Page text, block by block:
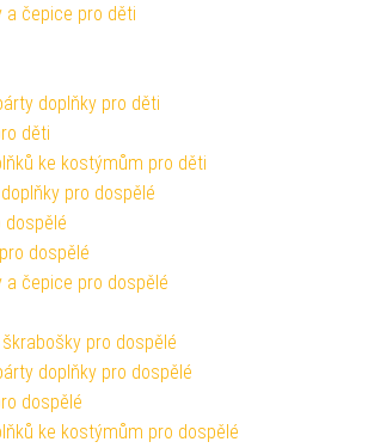
a čepice pro děti
doplňky pro děti
děti
ke kostýmům pro děti
pro dospělé
dospělé
dospělé
a čepice pro dospělé
pro dospělé
doplňky pro dospělé
dospělé
ke kostýmům pro dospělé